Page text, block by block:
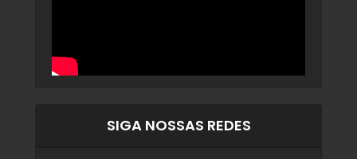
SIGA NOSSAS REDES